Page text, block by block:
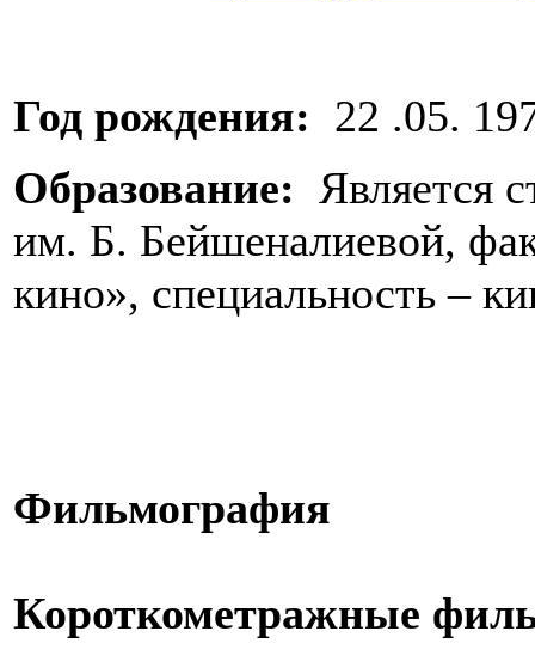
Год рождения: 22 .05.
Образование: Является
им. Б. Бейшеналиевой,
кино», специальность –
Фильмография
Короткометражные